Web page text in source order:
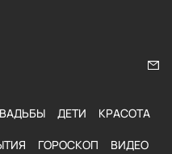
ДЕТИ КРАСОТА
ГОРОСКОП ВИДЕО